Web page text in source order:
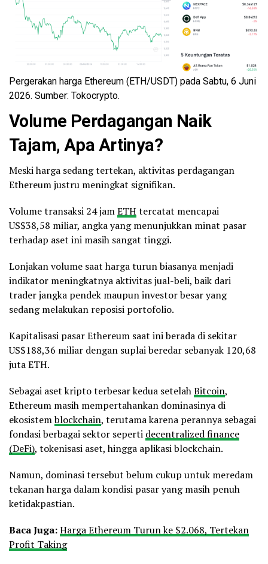
Pergerakan harga Ethereum (ETH/USDT) pada Sabtu, 6 Juni
2026. Sumber: Tokocrypto.
Volume Perdagangan Naik
Tajam, Apa Artinya?
Meski harga sedang tertekan, aktivitas perdagangan
Ethereum justru meningkat signifikan.
Volume transaksi 24 jamETHtercatat mencapai
US$38,58 miliar, angka yang menunjukkan minat pasar
terhadap aset ini masih sangat tinggi.
Lonjakan volume saat harga turun biasanya menjadi
indikator meningkatnya aktivitas jual-beli, baik dari
trader jangka pendek maupun investor besar yang
sedang melakukan reposisi portofolio.
Kapitalisasi pasar Ethereum saat ini berada di sekitar
US$188,36 miliar dengan suplai beredar sebanyak 120,68
juta ETH.
Sebagai aset kripto terbesar kedua setelahBitcoin,
Ethereum masih mempertahankan dominasinya di
ekosistemblockchain, terutama karena perannya sebagai
fondasi berbagai sektor seperti decentralized finance
(DeFi), tokenisasi aset, hingga aplikasi blockchain.
Namun, dominasi tersebut belum cukup untuk meredam
tekanan harga dalam kondisi pasar yang masih penuh
ketidakpastian.
Baca Juga:Harga Ethereum Turun ke $2.068, Tertekan
Profit Taking